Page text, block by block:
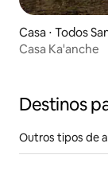
Casa ⋅ Todos
Casa Ka'anche
Destinos
Outros tipos de